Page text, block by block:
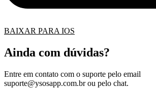
BAIXAR PARA IOS
Ainda com dúvidas?
Entre em contato com o suporte pelo email
suporte@ysosapp.com.brou pelo chat.